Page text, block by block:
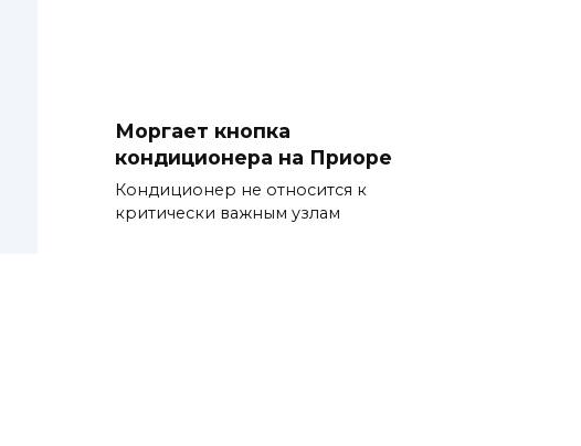
Моргает кнопка
кондиционера на Приоре
Кондиционер не относится к
критически важным узлам